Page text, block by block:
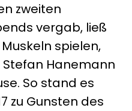
zweiten
vergab, ließ
spielen,
Hanemann
So stand es
zu Gunsten des